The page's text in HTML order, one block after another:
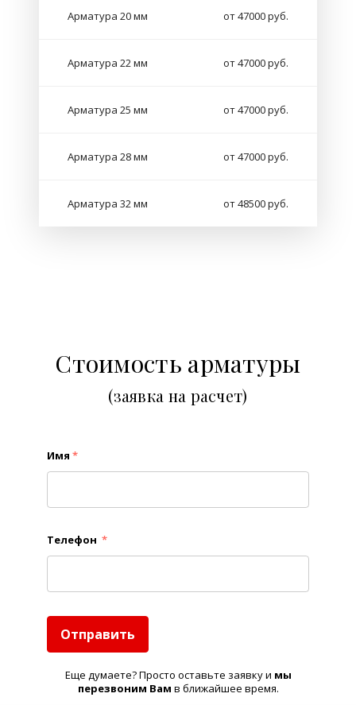
Арматура 20 мм от 47000 руб.
Арматура 22 мм от 47000 руб.
Арматура 25 мм от 47000 руб.
Арматура 28 мм от 47000 руб.
Арматура 32 мм от 48500 руб.
Стоимость арматуры
(заявка на расчет)
Имя *
Телефон *
Отправить
Еще думаете? Просто оставьте заявку и мы
перезвоним Вам в ближайшее время.